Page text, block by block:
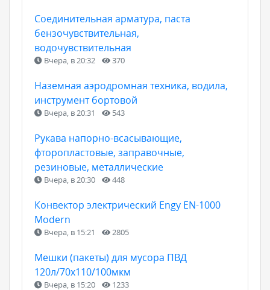
Соединительная арматура, паста
бензочувствительная,
водочувствительная
Вчера, в 20:32 370
Наземная аэродромная техника, водила,
инструмент бортовой
Вчера, в 20:31 543
Рукава напорно-всасывающие,
фторопластовые, заправочные,
резиновые, металлические
Вчера, в 20:30 448
Конвектор электрический Engy EN-1000
Modern
Вчера, в 15:21 2805
Мешки (пакеты) для мусора ПВД
120л/70х110/100мкм
Вчера, в 15:20 1233